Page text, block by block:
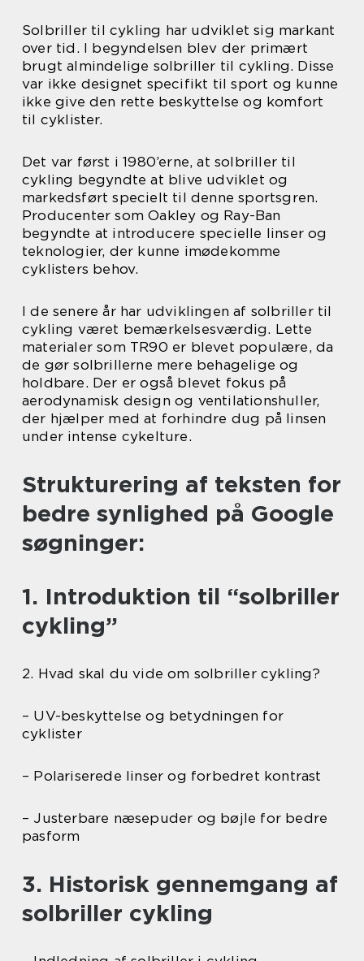
Solbriller til cykling har udviklet sig markant
over tid. I begyndelsen blev der primært
brugt almindelige solbriller til cykling. Disse
var ikke designet specifikt til sport og kunne
ikke give den rette beskyttelse og komfort
til cyklister.
Det var først i 1980’erne, at solbriller til
cykling begyndte at blive udviklet og
markedsført specielt til denne sportsgren.
Producenter som Oakley og Ray-Ban
begyndte at introducere specielle linser og
teknologier, der kunne imødekomme
cyklisters behov.
I de senere år har udviklingen af solbriller til
cykling været bemærkelsesværdig. Lette
materialer som TR90 er blevet populære, da
de gør solbrillerne mere behagelige og
holdbare. Der er også blevet fokus på
aerodynamisk design og ventilationshuller,
der hjælper med at forhindre dug på linsen
under intense cykelture.
Strukturering af teksten for
bedre synlighed på Google
søgninger:
1. Introduktion til “solbriller
cykling”
2. Hvad skal du vide om solbriller cykling?
– UV-beskyttelse og betydningen for
cyklister
– Polariserede linser og forbedret kontrast
– Justerbare næsepuder og bøjle for bedre
pasform
3. Historisk gennemgang af
solbriller cykling